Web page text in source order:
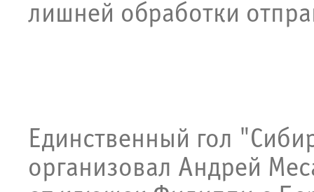
лишней обработки
Единственный гол
организовал Андрей